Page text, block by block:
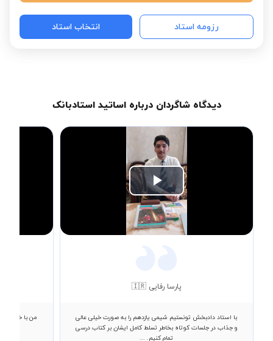
رزومه استاد انتخاب استاد
دیدگاه شاگردان درباره اساتید استادبانک
Play
Video
پارسا رفایی 🇮🇷
با استاد دادبخش تونستیم شیمی یازدهم را به صورت خیلی عالی
و جذاب در جلسات کوتاه بخاطر تسلط کامل ایشان بر کتاب درسی
تمام کنیم. ...
من با خانم